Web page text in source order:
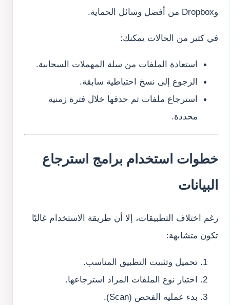
وDropbox من أفضل وسائل الحماية.
في كثير من الحالات يمكنك:
استعادة الملفات من سلة المهملات السحابية.
الرجوع إلى نسخ احتياطية سابقة.
استرجاع ملفات تم حذفها خلال فترة زمنية
محددة.
خطوات استخدام برامج استرجاع
البيانات
رغم اختلاف التطبيقات، إلا أن طريقة الاستخدام غالبًا
تكون متشابهة:
تحميل وتثبيت التطبيق المناسب.
اختيار نوع الملفات المراد استرجاعها.
بدء عملية الفحص (Scan).